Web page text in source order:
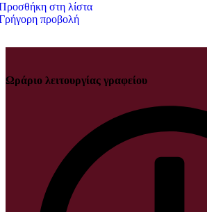
στη λίστα
προβολή
Ωράριο λειτουργίας γραφείου